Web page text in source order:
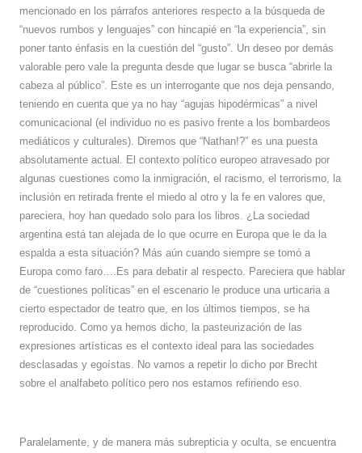
mencionado en los párrafos anteriores respecto a la búsqueda de
“nuevos rumbos y lenguajes” con hincapié en “la experiencia”, sin
poner tanto énfasis en la cuestión del “gusto”. Un deseo por demás
valorable pero vale la pregunta desde que lugar se busca “abrirle la
cabeza al público”. Este es un interrogante que nos deja pensando,
teniendo en cuenta que ya no hay “agujas hipodérmicas” a nivel
comunicacional (el individuo no es pasivo frente a los bombardeos
mediáticos y culturales). Diremos que “Nathan!?” es una puesta
absolutamente actual. El contexto político europeo atravesado por
algunas cuestiones como la inmigración, el racismo, el terrorismo, la
inclusión en retirada frente el miedo al otro y la fe en valores que,
pareciera, hoy han quedado solo para los libros. ¿La sociedad
argentina está tan alejada de lo que ocurre en Europa que le da la
espalda a esta situación? Más aún cuando siempre se tomó a
Europa como faro….Es para debatir al respecto. Pareciera que hablar
de “cuestiones políticas” en el escenario le produce una urticaria a
cierto espectador de teatro que, en los últimos tiempos, se ha
reproducido. Como ya hemos dicho, la pasteurización de las
expresiones artísticas es el contexto ideal para las sociedades
desclasadas y egoístas. No vamos a repetir lo dicho por Brecht
sobre el analfabeto político pero nos estamos refiriendo eso.
Paralelamente, y de manera más subrepticia y oculta, se encuentra